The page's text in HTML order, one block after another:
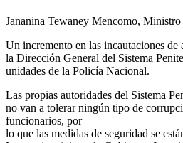
Jananina Tewaney Mencomo,
Un incremento en las incautaciones de
la Dirección General del Sistema
unidades de la Policía Nacional.
Las propias autoridades del Sistema
no van a tolerar ningún tipo de
funcionarios, por
lo que las medidas de seguridad se